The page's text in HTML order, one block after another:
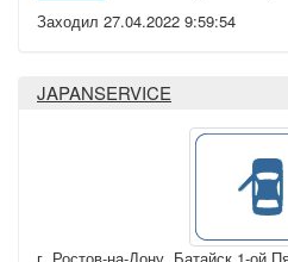
Заходил 27.04.2022 9:59:54
JAPANSERVICE